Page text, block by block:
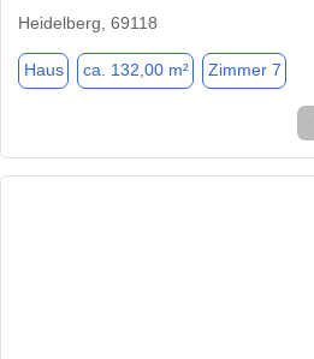
Heidelberg, 69118
Haus ca. 132,00 m² Zimmer 7